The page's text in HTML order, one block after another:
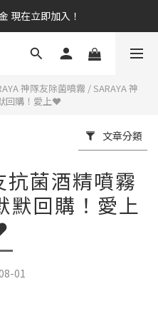
現在立即加入！
現在立即加入！
先知道，訂單進度即時掌握
神隊友除菌噴霧 /SARAYA 神
回購！愛上❤️
文章分類
抗菌酒精噴霧
默回購！愛上
01